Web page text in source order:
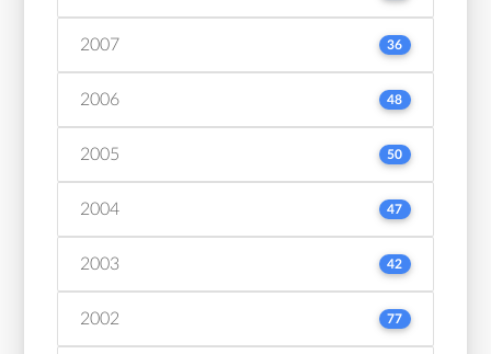
2007 36
2006 48
2005 50
2004 47
2003 42
2002 77